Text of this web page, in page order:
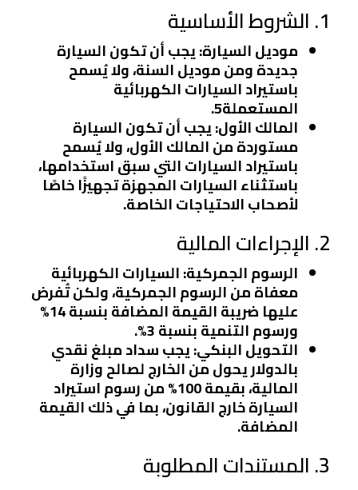
1. الشروط الأساسية
موديل السيارة: يجب أن تكون السيارة
جديدة ومن موديل السنة، ولا يُسمح
باستيراد السيارات الكهربائية
المستعملة5
.
المالك الأول: يجب أن تكون السيارة
مستوردة من المالك الأول، ولا يُسمح
باستيراد السيارات التي سبق استخدامها،
باستثناء السيارات المجهزة تجهيزًا خاصًا
لأصحاب الاحتياجات الخاصة.
2. الإجراءات المالية
الرسوم الجمركية: السيارات الكهربائية
معفاة من الرسوم الجمركية، ولكن تُفرض
عليها ضريبة القيمة المضافة بنسبة 14%
ورسوم التنمية بنسبة 3%.
التحويل البنكي: يجب سداد مبلغ نقدي
بالدولار يحول من الخارج لصالح وزارة
المالية، بقيمة 100% من رسوم استيراد
السيارة خارج القانون، بما في ذلك القيمة
المضافة.
3. المستندات المطلوبة